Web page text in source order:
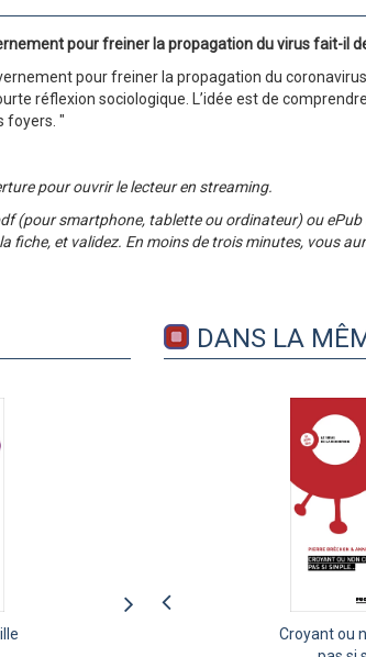
pour freiner la propagation du virus fait-il
pour freiner la propagation du
réflexion sociologique. L’idée est de
foyers. "
pour ouvrir le lecteur en streaming.
(pour smartphone, tablette ou ordinateur) ou ePub
fiche, et validez. En moins de trois minutes, vous
La confiance
DANS LA
Croyant ou
De quoi